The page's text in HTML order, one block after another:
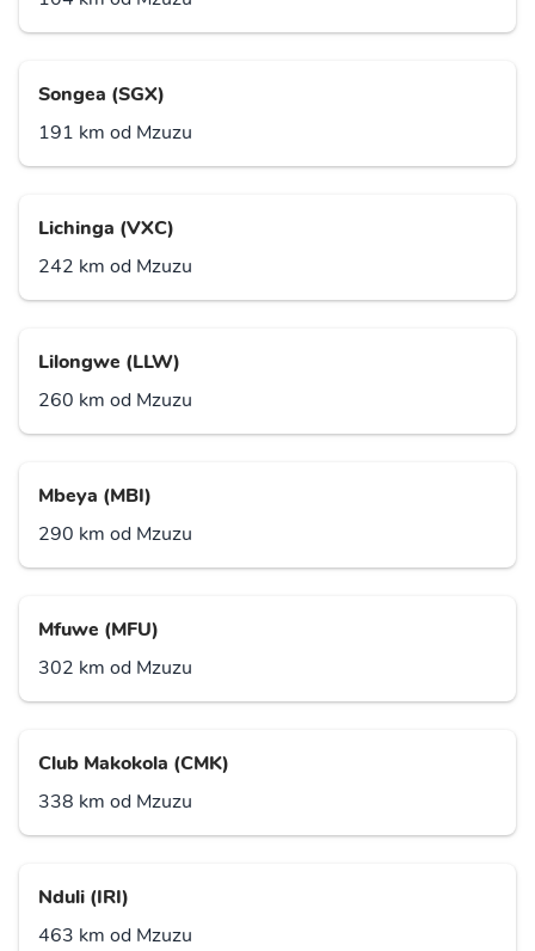
Songea (SGX)
191 km od Mzuzu
Lichinga (VXC)
242 km od Mzuzu
Lilongwe (LLW)
260 km od Mzuzu
Mbeya (MBI)
290 km od Mzuzu
Mfuwe (MFU)
302 km od Mzuzu
Club Makokola (CMK)
338 km od Mzuzu
Nduli (IRI)
463 km od Mzuzu